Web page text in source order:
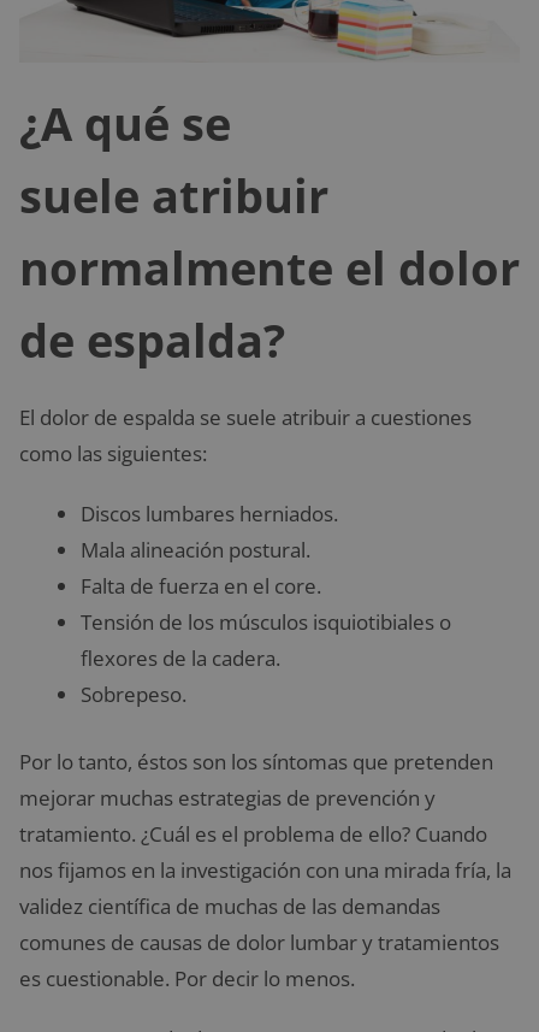
¿A qué se
suele atribuir
normalmente el dolor
de espalda?
El dolor de espalda se suele atribuir a cuestiones
como las siguientes:
Discos lumbares herniados.
Mala alineación postural.
Falta de fuerza en el core.
Tensión de los músculos isquiotibiales o
flexores de la cadera.
Sobrepeso.
Por lo tanto, éstos son los síntomas que pretenden
mejorar muchas estrategias de prevención y
tratamiento. ¿Cuál es el problema de ello? Cuando
nos fijamos en la investigación con una mirada fría, la
validez científica de muchas de las demandas
comunes de causas de dolor lumbar y tratamientos
es cuestionable. Por decir lo menos.